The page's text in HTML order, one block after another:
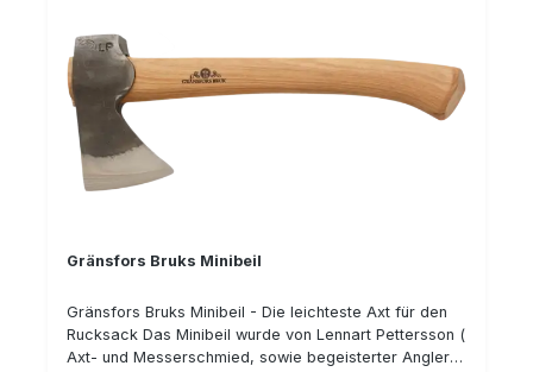
Gränsfors Bruks Minibeil
Gränsfors Bruks Minibeil - Die leichteste Axt für den
Rucksack Das Minibeil wurde von Lennart Pettersson (
Axt- und Messerschmied, sowie begeisterter Angler)